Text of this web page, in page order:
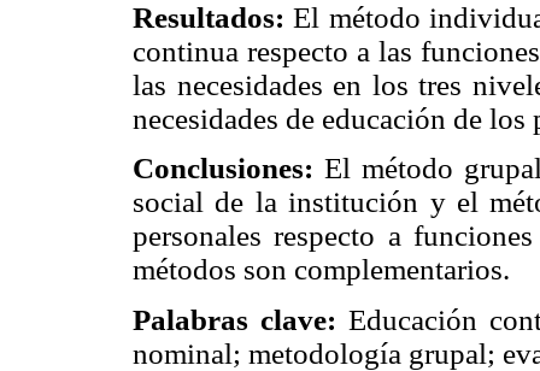
Resultados: El método
continua respecto a las
las necesidades en los tres
necesidades de educación de
Conclusiones: El método
social de la institución y el
personales respecto a
métodos son complementarios.
Palabras clave: Educación
nominal; metodología grupal;